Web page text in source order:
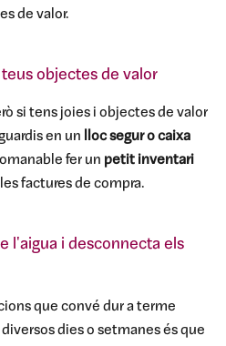
de valor.
objectes de valor
si tens joies i objectes de valor
en un lloc segur o caixa
fer un petit inventari
factures de compra.
l'aigua i desconnecta els
que convé dur a terme
diversos dies o setmanes és que